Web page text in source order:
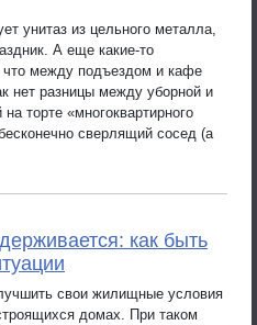
унитаз из цельного металла,
А еще какие-то
между подъездом и кафе
нет разницы между уборной и
торте «многоквартирного
сверлящий сосед (а
как быть
свои жилищные условия
домах. При таком